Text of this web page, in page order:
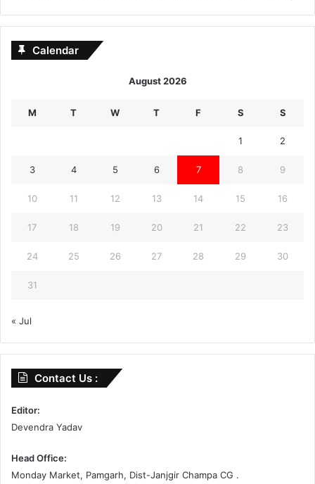
Calendar
August 2026
M T W T F S S
1 2
3 4 5 6 7 8 9
10 11 12 13 14 15 16
17 18 19 20 21 22 23
24 25 26 27 28 29 30
31
« Jul
Contact Us :
Editor:
Devendra Yadav
Head Office:
Monday Market, Pamgarh, Dist-Janjgir Champa CG .